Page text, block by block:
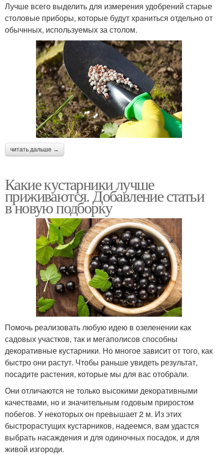
Лучше всего выделить для измерения удобрений старые
столовые приборы, которые будут храниться отдельно от
обычнных, используемых за столом.
читать дальше →
Какие кустарники лучше
приживаются. Добавление статьи
в новую подборку
Помочь реализовать любую идею в озеленении как
садовых участков, так и мегаполисов способны
декоративные кустарники. Но многое зависит от того, как
быстро они растут. Чтобы раньше увидеть результат,
посадите растения, которые мы для вас отобрали.
Они отличаются не только высокими декоративными
качествами, но и значительным годовым приростом
побегов. У некоторых он превышает 2 м. Из этих
быстрорастущих кустарников, надеемся, вам удастся
выбрать насаждения и для одиночных посадок, и для
живой изгороди.